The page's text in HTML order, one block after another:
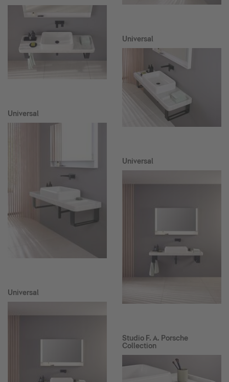
Universal
Universal
Universal
Universal
Studio F. A. Porsche
Collection